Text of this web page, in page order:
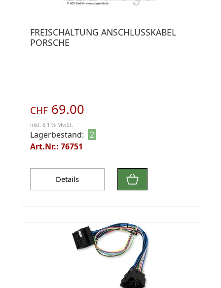
FREISCHALTUNG ANSCHLUSSKABEL
PORSCHE
CHF 69.00
inkl. 8.1 % MwSt.
Lagerbestand: 2
Art.Nr.: 76751
Details